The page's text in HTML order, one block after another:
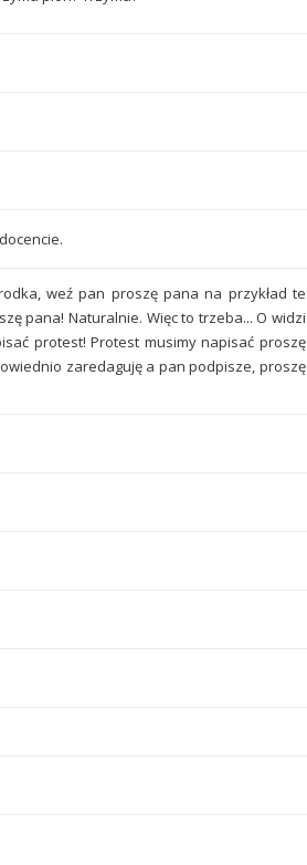
weź pan proszę pana na przykład te
pana! Naturalnie. Więc to trzeba... O widzi
protest! Protest musimy napisać proszę
zaredaguję a pan podpisze, proszę